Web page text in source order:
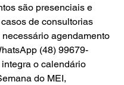
são presenciais e
de consultorias
agendamento
(48) 99679-
o calendário
do MEI,